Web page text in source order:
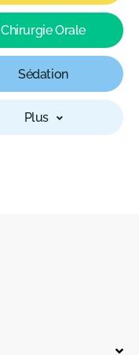
Chirurgie Orale
Sédation
Plus